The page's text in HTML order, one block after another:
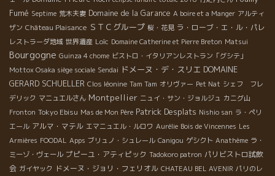
Fumé Septime 荒木夫妻 Domaine de la Garance A boire et a Manger アルティ
ザン Château Plaisance ＳＴＣグループ 桜・花見 ラ・ローブ・エ・ル・パレ
レストラーダ地域 世界遺産 Loïc Domaine Catherine et Pierre Breton Matsui
Bourgogne Guinza 4 chome ビストロ・イタリアンレストラン「グシテ」
Mottox Osaka siège sociale Sendai ドメーヌ・デ・スリエ DOMAINE
GERARD SCHUELLER Clos léonine Tam Tam オリヴァー Pet Nat シェフ フレ
デリック マニュエルさん Montpellier ニュイ・サン・ジョルジュ カニグ山
Fronton Tokyo Ebisu Mas de Mon Père Patrick Desplats Nishio san ラ・ペリ
エール アルマ・マテル エマニュエル・ルロワ Aurélie Bois de Vincennes Les
Armières FOODAL Apps ブリュノ・シュレール Canigou ゲシクト Anathème ラ・
ミーゾ・ヴェール プピーユ・アティピック Tadokoro patron パリビストロ試飲
会 ガイヤック ドメーヌ・ジョリ・フェリオル CHATEAU BEL AVENIR パリのレ